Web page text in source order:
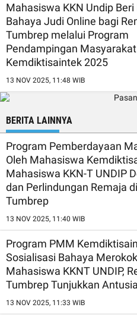
Mahasiswa KKN Undip Beri
Bahaya Judi Online bagi
Tumbrep melalui Program
Pendampingan Masyarakat
Kemdiktisaintek 2025
13 NOV 2025, 11:48 WIB
BERITA LAINNYA
Program Pemberdayaan
Oleh Mahasiswa
Mahasiswa KKN-T UNDIP
dan Perlindungan Remaja
Tumbrep
13 NOV 2025, 11:40 WIB
Program PMM
Sosialisasi Bahaya
Mahasiswa KKNT UNDIP,
Tumbrep Tunjukkan
13 NOV 2025, 11:33 WIB